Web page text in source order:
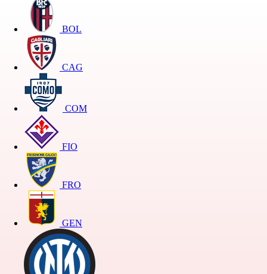
BOL
CAG
COM
FIO
FRO
GEN